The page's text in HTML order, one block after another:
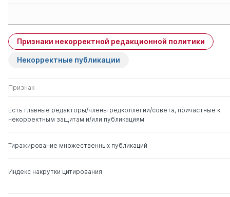
Фролов Дмитрий
Борисович
д. полит.н.
к. ю.н.
1 1
Манойло Андрей
Викторович
к. физ.-мат.н.
Бочарников Игорь
Валентинович
д. полит.н.
Домбровская Анна
д. соц.н. 0 0
Нечаев Владимир
д. полит.н. 0 0
Признаки некорректной редакционной политики
Некорректные публикации
Признак
Есть главные редакторы/члены редколлегии/совета, причастные к
некорректным защитам и/или публикациям
Тиражирование множественных публикаций
Индекс накрутки цитирования